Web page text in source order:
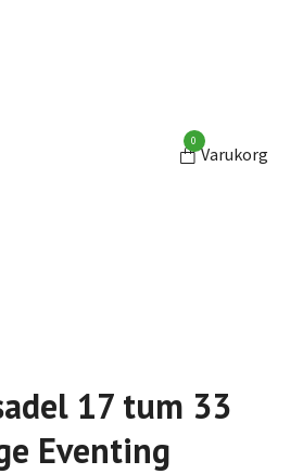
0
Varukorg
17 tum 33
Eventing